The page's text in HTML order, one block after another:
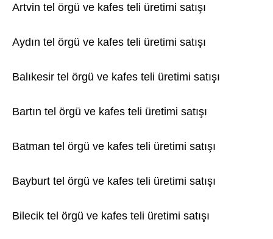
Artvin tel örgü ve kafes teli üretimi satışı
Aydın tel örgü ve kafes teli üretimi satışı
Balıkesir tel örgü ve kafes teli üretimi satışı
Bartın tel örgü ve kafes teli üretimi satışı
Batman tel örgü ve kafes teli üretimi satışı
Bayburt tel örgü ve kafes teli üretimi satışı
Bilecik tel örgü ve kafes teli üretimi satışı